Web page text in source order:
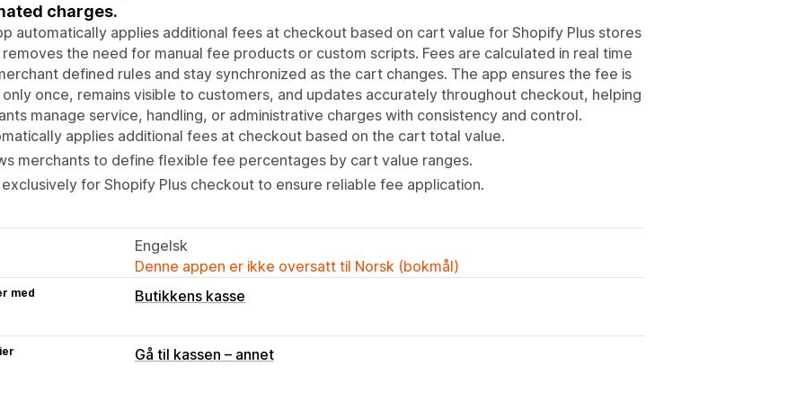
charges.
automatically applies additional fees at checkout based on cart value for Shopify Plus stores
removes the need for manual fee products or custom scripts. Fees are calculated in real time
defined rules and stay synchronized as the cart changes. The app ensures the fee is
once, remains visible to customers, and updates accurately throughout checkout, helping
manage service, handling, or administrative charges with consistency and control.
applies additional fees at checkout based on the cart total value.
merchants to define flexible fee percentages by cart value ranges.
exclusively for Shopify Plus checkout to ensure reliable fee application.
Engelsk
Denne appen er ikke oversatt til Norsk (bokmål)
med Butikkens kasse
Gå til kassen – annet